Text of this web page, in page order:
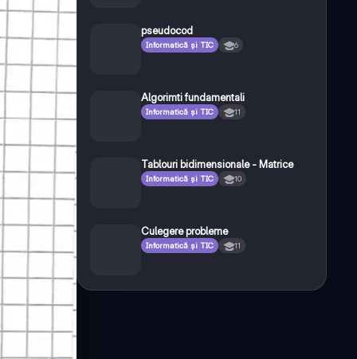
pseudocod
Informatică și TIC 6
Algorimti fundamentali
Informatică și TIC 11
Tablouri bidimensionale - Matrice
Informatică și TIC 10
Culegere probleme
Informatică și TIC 11